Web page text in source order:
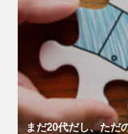
まだ20代だし、ただ